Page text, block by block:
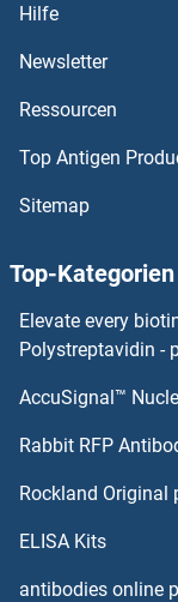
PIN1 Antikörper
PIM3 Antikörper
PIM2 Antikörper
PILRB Antikörper
PILRA Antikörper
PIKFYVE
PITPNB
Hilfe
Newsletter
Ressourcen
Top Antigen
Sitemap
Top-Kategorien
Elevate every
Polystreptavidin -
AccuSignal™
Rabbit RFP
Rockland Original
ELISA Kits
antibodies online